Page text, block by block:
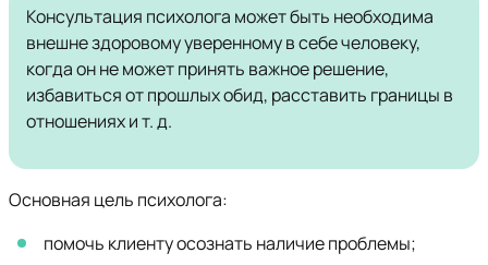
Консультация психолога может быть необходима
внешне здоровому уверенному в себе человеку,
когда он не может принять важное решение,
избавиться от прошлых обид, расставить границы в
отношениях и т. д.
Основная цель психолога:
помочь клиенту осознать наличие проблемы;